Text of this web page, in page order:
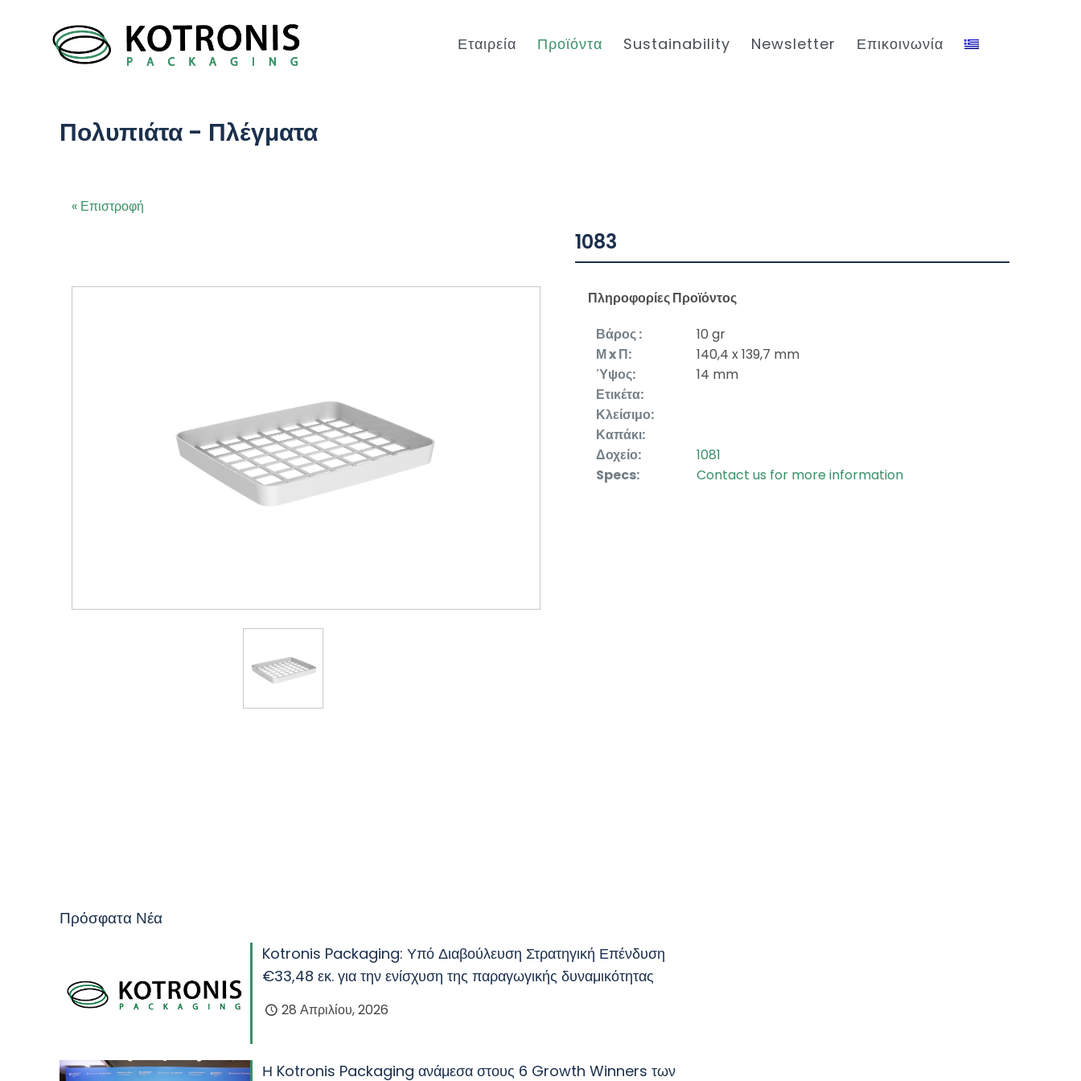
Εταιρεία Προϊόντα Sustainability Newsletter Επικοινωνία
Πολυπιάτα - Πλέγματα
« Επιστροφή
1083
Πληροφορίες Προϊόντος
Βάρος :
10 gr
Μ x Π:
140,4 x 139,7 mm
Ύψος:
14 mm
Ετικέτα:
Κλείσιμο:
Καπάκι:
Δοχείο:
1081
Specs:
Contact us for more information
Πρόσφατα Νέα
Kotronis Packaging: Υπό Διαβούλευση Στρατηγική Επένδυση
€33,48 εκ. για την ενίσχυση της παραγωγικής δυναμικότητας
28 Απριλίου, 2026
Η Kotronis Packaging ανάμεσα στους 6 Growth Winners των